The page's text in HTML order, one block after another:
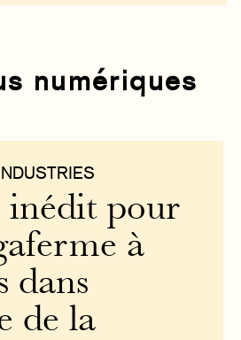
numériques
inédit pour
à
dans
de la